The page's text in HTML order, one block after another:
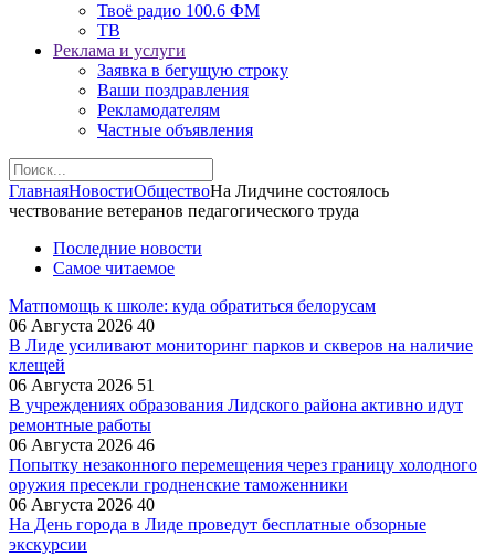
Твоё радио 100.6 ФМ
ТВ
Реклама и услуги
Заявка в бегущую строку
Ваши поздравления
Рекламодателям
Частные объявления
ГлавнаяНовостиОбществоНа Лидчине состоялось
чествование ветеранов педагогического труда
Последние новости
Самое читаемое
Матпомощь к школе: куда обратиться белорусам
06 Августа 2026 40
В Лиде усиливают мониторинг парков и скверов на наличие
клещей
06 Августа 2026 51
В учреждениях образования Лидского района активно идут
ремонтные работы
06 Августа 2026 46
Попытку незаконного перемещения через границу холодного
оружия пресекли гродненские таможенники
06 Августа 2026 40
На День города в Лиде проведут бесплатные обзорные
экскурсии